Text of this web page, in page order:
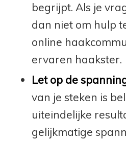
begrijpt. Als je
dan niet om hulp
online
ervaren haakster.
Let op de
van je steken is
uiteindelijke
gelijkmatige